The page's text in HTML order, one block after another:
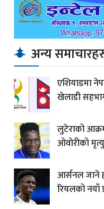
अन्य
एशियाडमा
खेलाडी
लुटेराको
ओवोरीको मृत्यु
आर्सनल जाने
रियलको नयाँ